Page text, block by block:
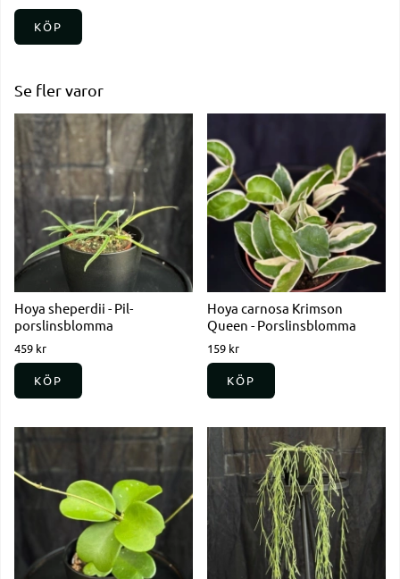
KÖP
Se fler varor
Hoya sheperdii - Pil-
porslinsblomma
459 kr
KÖP
Hoya carnosa Krimson
Queen - Porslinsblomma
159 kr
KÖP